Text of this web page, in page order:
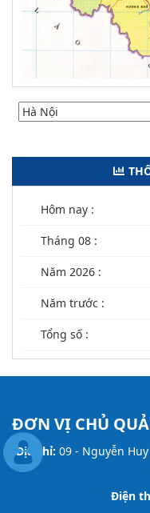
Hôm nay :
Tháng 08 :
Năm 2026 :
Năm trước :
Tổng số :
ĐƠN VỊ CHỦ
Địa chỉ: 09 - Nguyễn Huy
Điện